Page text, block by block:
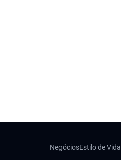
NegóciosEstilo de Vida